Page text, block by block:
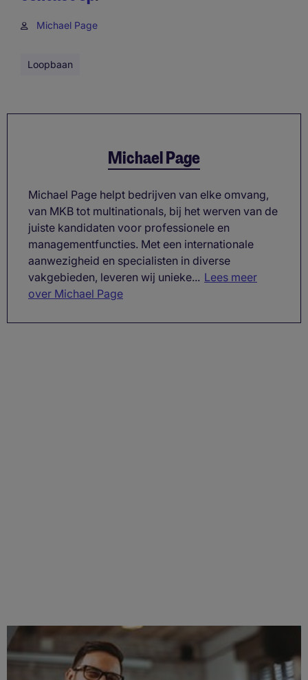
Michael Page
Loopbaan
Michael Page
Michael Page helpt bedrijven van elke omvang,
van MKB tot multinationals, bij het werven van de
juiste kandidaten voor professionele en
managementfuncties. Met een internationale
aanwezigheid en specialisten in diverse
vakgebieden, leveren wij unieke... Lees meer
over Michael Page